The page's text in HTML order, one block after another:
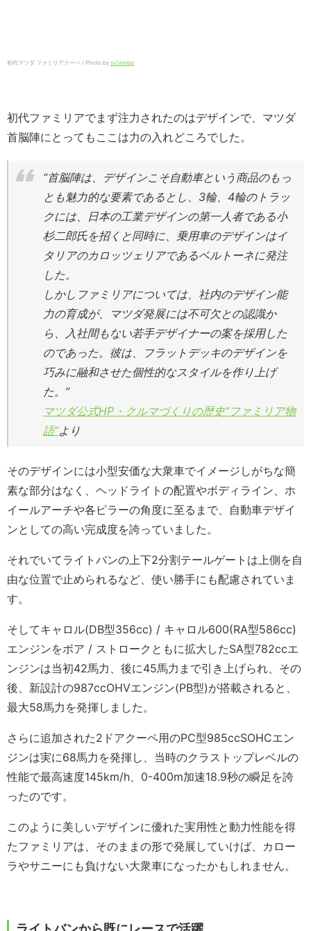
初代マツダ ファミリアクーペ / Photo by sv1ambo
初代ファミリアでまず注力されたのはデザインで、マツダ
首脳陣にとってもここは力の入れどころでした。
“首脳陣は、デザインこそ自動車という商品のもっ
とも魅力的な要素であるとし、3輪、4輪のトラッ
クには、日本の工業デザインの第一人者である小
杉二郎氏を招くと同時に、乗用車のデザインはイ
タリアのカロッツェリアであるベルトーネに発注
した。
しかしファミリアについては、社内のデザイン能
力の育成が、マツダ発展には不可欠との認識か
ら、入社間もない若手デザイナーの案を採用した
のであった。彼は、フラットデッキのデザインを
巧みに融和させた個性的なスタイルを作り上げ
た。”
マツダ公式HP・クルマづくりの歴史”ファミリア物
語”より
そのデザインには小型安価な大衆車でイメージしがちな簡
素な部分はなく、ヘッドライトの配置やボディライン、ホ
イールアーチや各ピラーの角度に至るまで、自動車デザイ
ンとしての高い完成度を誇っていました。
それでいてライトバンの上下2分割テールゲートは上側を自
由な位置で止められるなど、使い勝手にも配慮されていま
す。
そしてキャロル(DB型356cc) / キャロル600(RA型586cc)
エンジンをボア / ストロークともに拡大したSA型782ccエ
ンジンは当初42馬力、後に45馬力まで引き上げられ、その
後、新設計の987ccOHVエンジン(PB型)が搭載されると、
最大58馬力を発揮しました。
さらに追加された2ドアクーペ用のPC型985ccSOHCエン
ジンは実に68馬力を発揮し、当時のクラストップレベルの
性能で最高速度145km/h、0-400m加速18.9秒の瞬足を誇
ったのです。
このように美しいデザインに優れた実用性と動力性能を得
たファミリアは、そのままの形で発展していけば、カロー
ラやサニーにも負けない大衆車になったかもしれません。